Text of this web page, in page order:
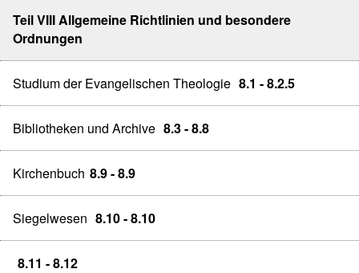
Teil VIII Allgemeine Richtlinien und besondere
Ordnungen
Studium der Evangelischen Theologie 8.1 - 8.2.5
Bibliotheken und Archive 8.3 - 8.8
Kirchenbuch 8.9 - 8.9
Siegelwesen 8.10 - 8.10
8.11 - 8.12